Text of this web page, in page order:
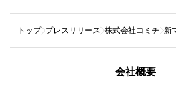
トップ プレスリリース 株式会社コミチ 新
会社概要